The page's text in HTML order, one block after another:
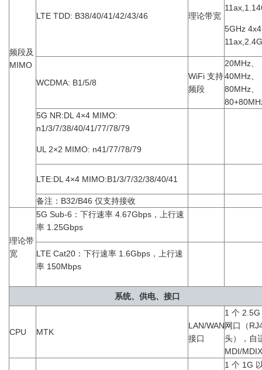
频段及
MIMO
LTE TDD: B38/40/41/42/43/46 理论带宽
5GHz
WCDMA: B1/5/8
WiFi 支持
频段
20MHz、
40MHz、
80MHz、
5G NR:DL 4×4 MIMO:
n1/3/7/38/40/41/77/78/79
UL 2×2 MIMO: n41/77/78/79
LTE:DL 4×4 MIMO:B1/3/7/32/38/40/41
备注：B32/B46 仅支持接收
理论带
宽
5G Sub-6：下行速率 4.67Gbps，上行速
率 1.25Gbps
LTE Cat20：下行速率 1.6Gbps，上行速
率 150Mbps
系统、供电、接口
CPU MTK
LAN/WAN
接口
1 个
网口（
头），自
MDI/MDIX
1 个 1G